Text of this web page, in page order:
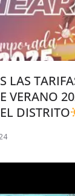
LAS
VERANO
DISTRITO